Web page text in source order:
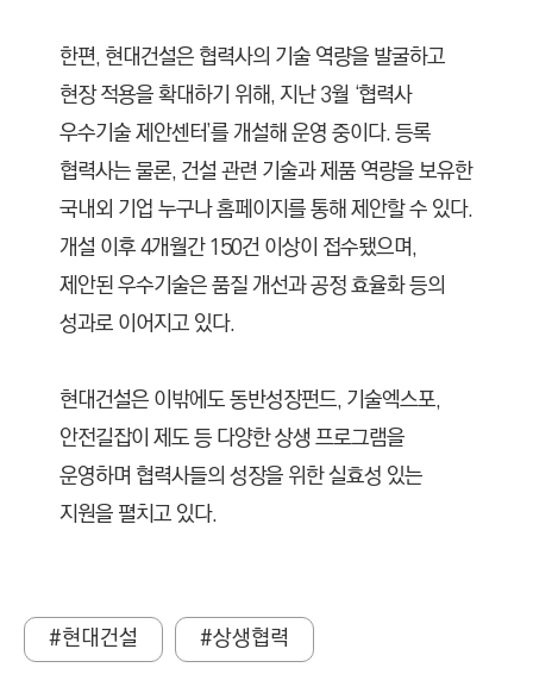
한편, 현대건설은 협력사의 기술 역량을 발굴하고
현장 적용을 확대하기 위해, 지난 3월 ‘협력사
우수기술 제안센터’를 개설해 운영 중이다. 등록
협력사는 물론, 건설 관련 기술과 제품 역량을 보유한
국내외 기업 누구나 홈페이지를 통해 제안할 수 있다.
개설 이후 4개월간 150건 이상이 접수됐으며,
제안된 우수기술은 품질 개선과 공정 효율화 등의
성과로 이어지고 있다.
현대건설은 이밖에도 동반성장펀드, 기술엑스포,
안전길잡이 제도 등 다양한 상생 프로그램을
운영하며 협력사들의 성장을 위한 실효성 있는
지원을 펼치고 있다.
#현대건설 #상생협력